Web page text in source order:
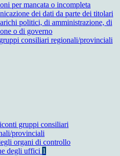
per mancata o incompleta
dei dati da parte dei titolari
politici, di amministrazione, di
o di governo
consiliari regionali/provinciali
gruppi consiliari
provinciali
organi di controllo
degli uffici 1